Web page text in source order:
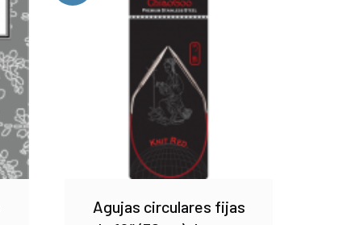
Agujas circulares fijas